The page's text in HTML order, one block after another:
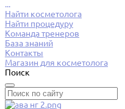
...
Найти косметолога
Найти процедуру
Команда тренеров
База знаний
Контакты
Магазин для косметолога
Поиск